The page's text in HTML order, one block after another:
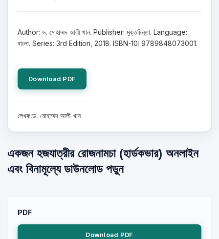
Author: ড. মোহাম্মদ আলী খান. Publisher: মুক্তচিন্তা. Language:
বাংলা. Series: 3rd Edition, 2018. ISBN-10: 9789848073001.
Download PDF
লেখক:ড. মোহাম্মদ আলী খান
একজন হজযাত্রীর রোজনামচা (হার্ডকভার) অনলাইন
এবং বিনামূল্যে ডাউনলোড পড়ুন
PDF
Download PDF